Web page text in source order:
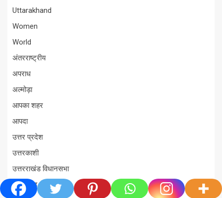
Uttarakhand
Women
World
अंतरराष्ट्रीय
अपराध
अल्मोड़ा
आपका शहर
आपदा
उत्तर प्रदेश
उत्तरकाशी
उत्तरराखंड विधानसभा
उत्तराखंड